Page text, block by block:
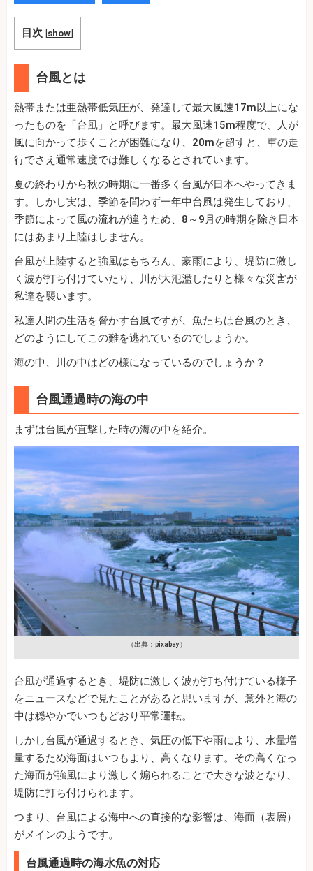
目次 [show]
台風とは
熱帯または亜熱帯低気圧が、発達して最大風速17m以上にな
ったものを「台風」と呼びます。最大風速15m程度で、人が
風に向かって歩くことが困難になり、20mを超すと、車の走
行でさえ通常速度では難しくなるとされています。
夏の終わりから秋の時期に一番多く台風が日本へやってきま
す。しかし実は、季節を問わず一年中台風は発生しており、
季節によって風の流れが違うため、8～9月の時期を除き日本
にはあまり上陸はしません。
台風が上陸すると強風はもちろん、豪雨により、堤防に激し
く波が打ち付けていたり、川が大氾濫したりと様々な災害が
私達を襲います。
私達人間の生活を脅かす台風ですが、魚たちは台風のとき、
どのようにしてこの難を逃れているのでしょうか。
海の中、川の中はどの様になっているのでしょうか？
台風通過時の海の中
まずは台風が直撃した時の海の中を紹介。
（出典：pixabay）
台風が通過するとき、堤防に激しく波が打ち付けている様子
をニュースなどで見たことがあると思いますが、意外と海の
中は穏やかでいつもどおり平常運転。
しかし台風が通過するとき、気圧の低下や雨により、水量増
量するため海面はいつもより、高くなります。その高くなっ
た海面が強風により激しく煽られることで大きな波となり、
堤防に打ち付けられます。
つまり、台風による海中への直接的な影響は、海面（表層）
がメインのようです。
台風通過時の海水魚の対応